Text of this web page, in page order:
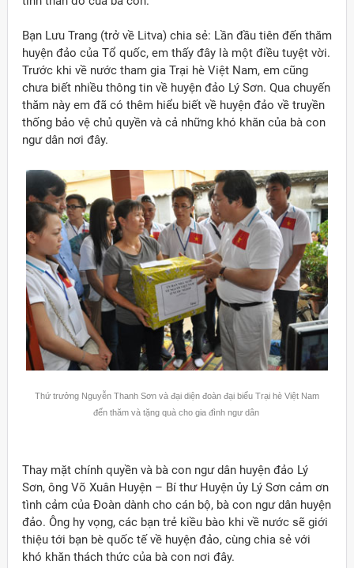
Bạn Lưu Trang (trở về Litva) chia sẻ: Lần đầu tiên đến thăm
huyện đảo của Tổ quốc, em thấy đây là một điều tuyệt vời.
Trước khi về nước tham gia Trại hè Việt Nam, em cũng
chưa biết nhiều thông tin về huyện đảo Lý Sơn. Qua chuyến
thăm này em đã có thêm hiểu biết về huyện đảo về truyền
thống bảo vệ chủ quyền và cả những khó khăn của bà con
ngư dân nơi đây.
Thứ trưởng Nguyễn Thanh Sơn và đại diện đoàn đại biểu Trại hè Việt Nam
đến thăm và tặng quà cho gia đình ngư dân
Thay mặt chính quyền và bà con ngư dân huyện đảo Lý
Sơn, ông Võ Xuân Huyện – Bí thư Huyện ủy Lý Sơn cảm ơn
tình cảm của Đoàn dành cho cán bộ, bà con ngư dân huyện
đảo. Ông hy vọng, các bạn trẻ kiều bào khi về nước sẽ giới
thiệu tới bạn bè quốc tế về huyện đảo, cùng chia sẻ với
khó khăn thách thức của bà con nơi đây.